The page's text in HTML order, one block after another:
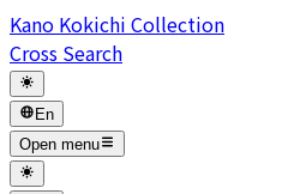
Kano Kokichi Collection
Cross Search
En
Open menu